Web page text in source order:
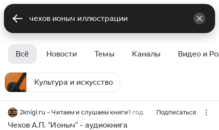
Всё Новости Темы Каналы Видео и
Культура и искусство
2knigi.ru - Читаем и слушаем книги1 год Подписаться
Чехов А.П. "Ионыч" - аудиокнига